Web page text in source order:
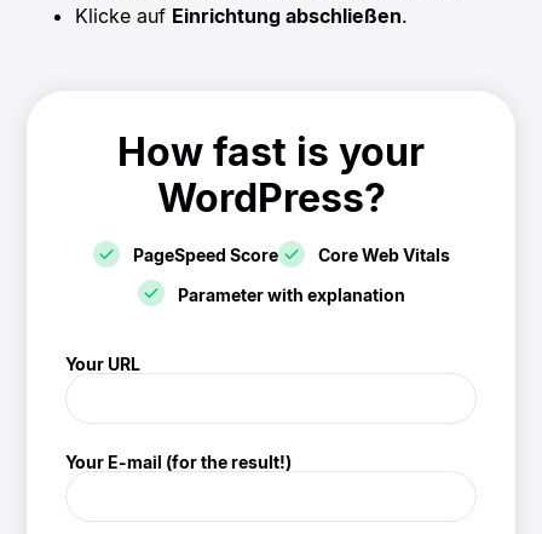
Klicke auf Einrichtung abschließen.
How fast is your
WordPress?
PageSpeed Score
Core Web Vitals
Parameter with explanation
(/speedtest)
Your URL
Your E-mail (for the result!)